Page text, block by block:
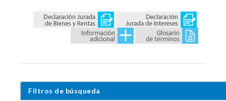
Filtros de búsqueda